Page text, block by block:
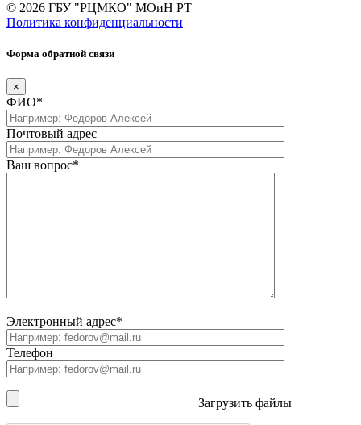
© 2026 ГБУ "РЦМКО" МОиН РТ
Политика конфиденциальности
Форма обратной связи
×
ФИО*
Почтовый адрес
Ваш вопрос*
Электронный адрес*
Телефон
Загрузить файлы